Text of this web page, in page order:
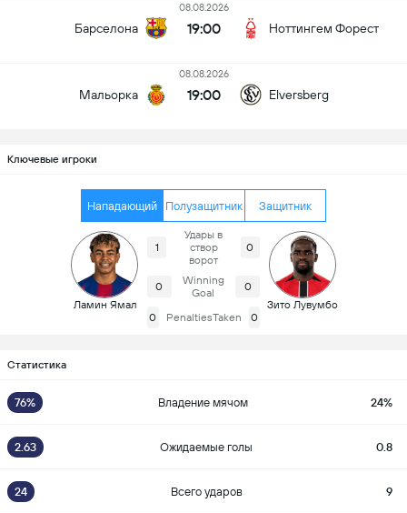
Барселона
08.08.2026
19:00 Ноттингем Форест
Мальорка
08.08.2026
19:00 Elversberg
Ключевые игроки
Нападающий Полузащитник Защитник
Ламин Ямал
1
Удары в
створ
ворот
0
0
Winning
Goal
0
0 PenaltiesTaken 0
Зито Лувумбо
Статистика
76% Владение мячом 24%
2.63 Ожидаемые голы 0.8
24 Всего ударов 9